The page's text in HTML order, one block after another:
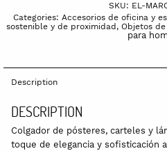
SKU: EL-
Categories: Accesorios de oficina y
sostenible y de proximidad , Objetos
para
Description
DESCRIPTION
Colgador de pósteres, carteles y
toque de elegancia y sofisticación